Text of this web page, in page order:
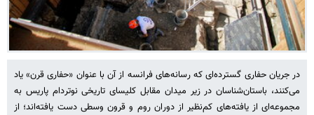
در جریان حفاری گسترده‌ای که رسانه‌های فرانسه از آن با عنوان «حفاری قرن» یاد
می‌کنند، باستان‌شناسان در زیر میدان مقابل کلیسای تاریخی نوتردام پاریس به
مجموعه‌ای از یافته‌های کم‌نظیر از دوران روم و قرون وسطی دست یافته‌اند؛ از